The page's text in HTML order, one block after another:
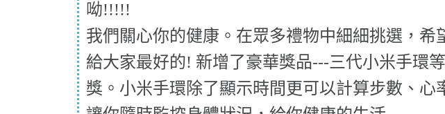
呦!!!!!
我們關心你的健康。在眾多禮物中細細挑選，希
給大家最好的! 新增了豪華獎品---三代小米手環
獎。小米手環除了顯示時間更可以計算步數、心